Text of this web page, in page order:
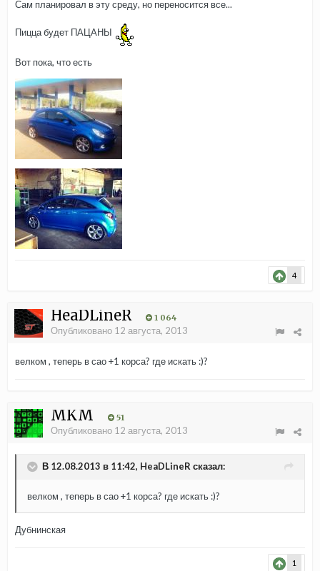
Сам планировал в эту среду, но переносится все...
Пицца будет ПАЦАНЫ
Вот пока, что есть
4
HeaDLineR 1 064
Опубликовано 12 августа, 2013
велком , теперь в сао +1 корса? где искать :)?
MKM 51
Опубликовано 12 августа, 2013
В 12.08.2013 в 11:42, HeaDLineR сказал:
велком , теперь в сао +1 корса? где искать :)?
Дубнинская
1